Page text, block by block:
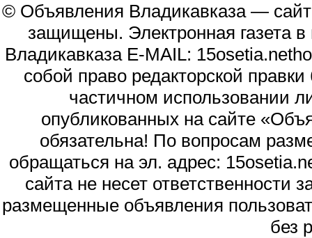
© Объявления Владикавказа —
защищены. Электронная газета
Владикавказа E-MAIL:
собой право редакторской
частичном использовании
опубликованных на сайте
обязательна! По вопросам
обращаться на эл. адрес:
сайта не несет
размещенные объявления
без